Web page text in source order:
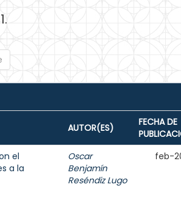
AUTOR(ES)
FECHA DE
el
a la
Oscar
Benjamín
Reséndiz Lugo
feb-